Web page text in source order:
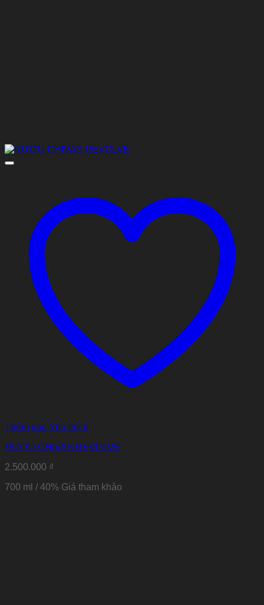
Thêm vào Yêu thích
RƯỢU CHIVAS REVOLVE
2.500.000 ₫
700 ml / 40% Giá tham khảo